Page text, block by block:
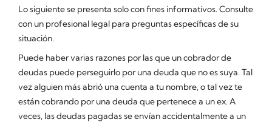
Lo siguiente se presenta solo con fines informativos. Consulte
con un profesional legal para preguntas específicas de su
situación.
Puede haber varias razones por las que un cobrador de
deudas puede perseguirlo por una deuda que no es suya. Tal
vez alguien más abrió una cuenta a tu nombre, o tal vez te
están cobrando por una deuda que pertenece a un ex. A
veces, las deudas pagadas se envían accidentalmente a un